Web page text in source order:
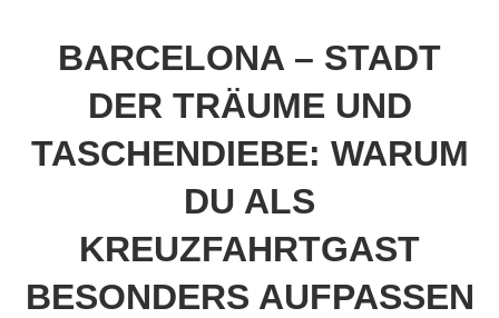
BARCELONA – STADT
DER TRÄUME UND
TASCHENDIEBE: WARUM
DU ALS
KREUZFAHRTGAST
BESONDERS AUFPASSEN